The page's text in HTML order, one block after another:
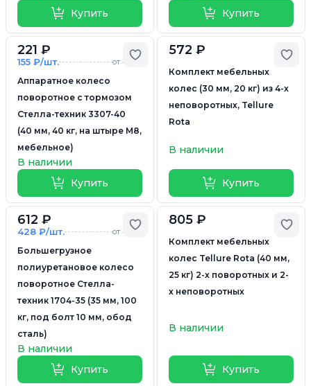
Купить
Купить
Добавить в избранное
221 ₽
155 ₽/шт. от 4 шт.
Аппаратное колесо
поворотное с тормозом
Стелла-техник 3307-40
(40 мм, 40 кг, на штыре M8,
мебельное)
В наличии
Купить
572 ₽
Комплект мебельных
колес (30 мм, 20 кг) из 4-х
неповоротных, Tellure
Rota
В наличии
Купить
Добавить в избранное
612 ₽
428 ₽/шт. от 4 шт.
Большегрузное
полиуретановое колесо
поворотное Стелла-
техник 1704-35 (35 мм, 100
кг, под болт 10 мм, обод
сталь)
В наличии
Купить
805 ₽
Комплект мебельных
колес Tellure Rota (40 мм,
25 кг) 2-х поворотных и 2-
х неповоротных
В наличии
Купить